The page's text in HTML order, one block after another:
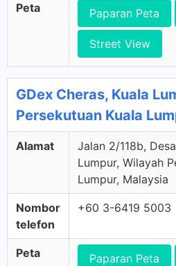
Peta Paparan Peta
Street View
GDex Cheras, Kuala
Persekutuan Kuala
Alamat
Jalan 2/118b,
Lumpur, Wilayah
Lumpur, Malaysia
Nombor
telefon
+60 3-6419 5003
Peta Paparan Peta